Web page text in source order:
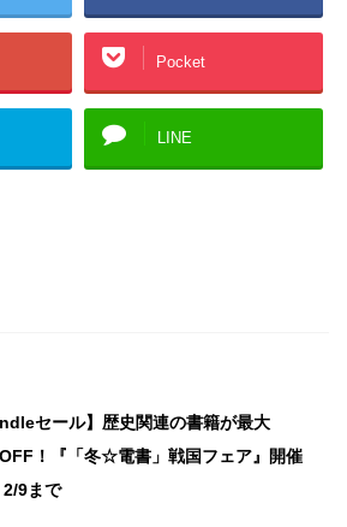
Pocket
LINE
セール】歴史関連の書籍が最大
！『「冬☆電書」戦国フェア』開催
2/9まで